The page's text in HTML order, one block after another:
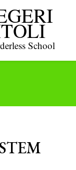
School